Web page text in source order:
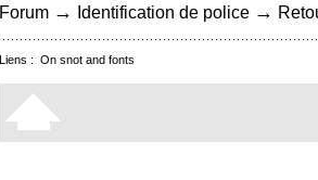
Forum → Identification de police →
Liens : On snot and fonts